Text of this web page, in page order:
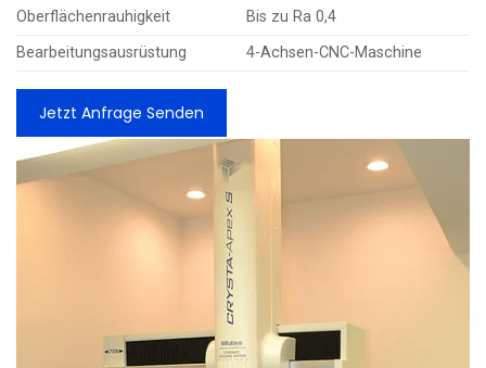
Oberflächenrauhigkeit
Bis zu Ra 0,4
Bearbeitungsausrüstung
4-Achsen-CNC-Maschine
Jetzt Anfrage Senden